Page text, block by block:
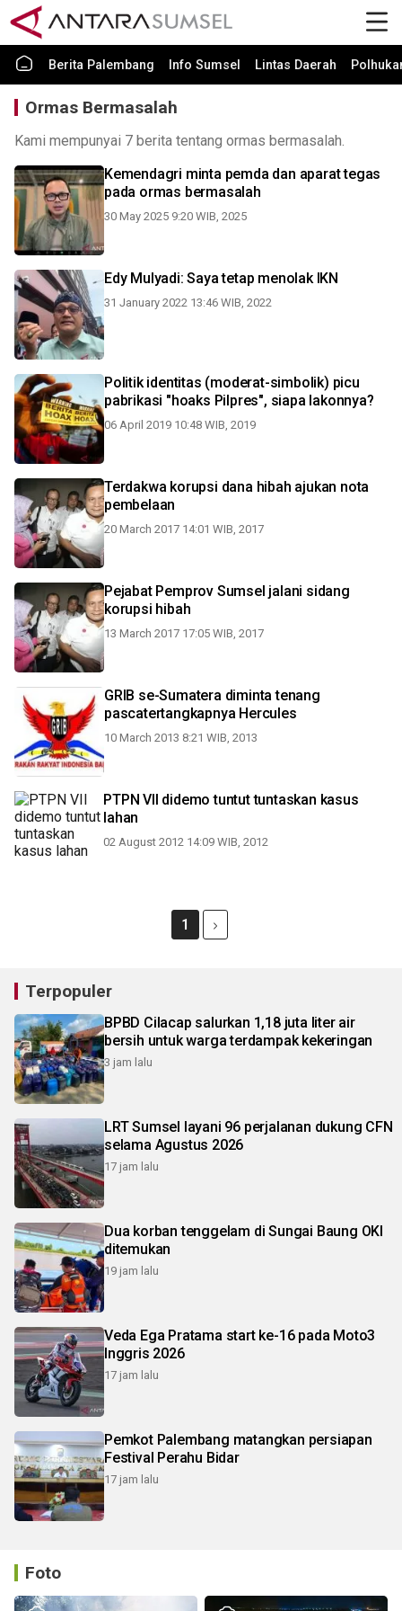
Berita Palembang Info Sumsel Lintas Daerah
Ormas Bermasalah
Kami mempunyai 7 berita tentang ormas bermasalah.
Kemendagri minta pemda dan aparat tegas
pada ormas bermasalah
30 May 2025 9:20 WIB, 2025
Edy Mulyadi: Saya tetap menolak IKN
31 January 2022 13:46 WIB, 2022
Politik identitas (moderat-simbolik) picu
pabrikasi "hoaks Pilpres", siapa lakonnya?
06 April 2019 10:48 WIB, 2019
Terdakwa korupsi dana hibah ajukan nota
pembelaan
20 March 2017 14:01 WIB, 2017
Pejabat Pemprov Sumsel jalani sidang
korupsi hibah
13 March 2017 17:05 WIB, 2017
GRIB se-Sumatera diminta tenang
pascatertangkapnya Hercules
10 March 2013 8:21 WIB, 2013
PTPN VII didemo tuntut tuntaskan kasus
lahan
02 August 2012 14:09 WIB, 2012
1
Terpopuler
BPBD Cilacap salurkan 1,18 juta liter air
bersih untuk warga terdampak kekeringan
3 jam lalu
LRT Sumsel layani 96 perjalanan dukung CFN
selama Agustus 2026
17 jam lalu
Dua korban tenggelam di Sungai Baung OKI
ditemukan
19 jam lalu
Veda Ega Pratama start ke-16 pada Moto3
Inggris 2026
17 jam lalu
Pemkot Palembang matangkan persiapan
Festival Perahu Bidar
17 jam lalu
Foto